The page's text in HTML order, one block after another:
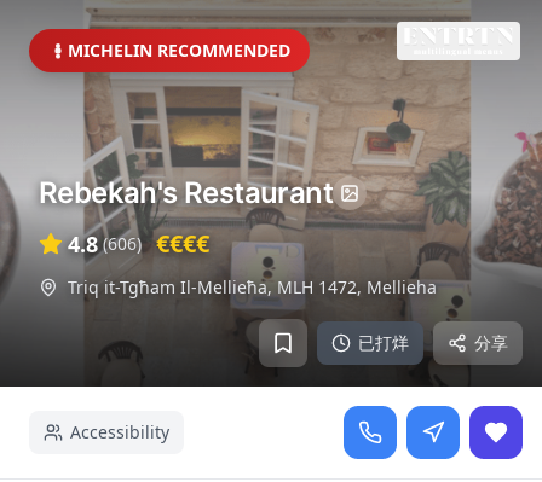
MICHELIN RECOMMENDED
已打烊 分享
Rebekah's Restaurant
4.8 (606) €€€€
Triq it-Tgħam Il-Mellieħa, MLH 1472, Mellieha
Accessibility